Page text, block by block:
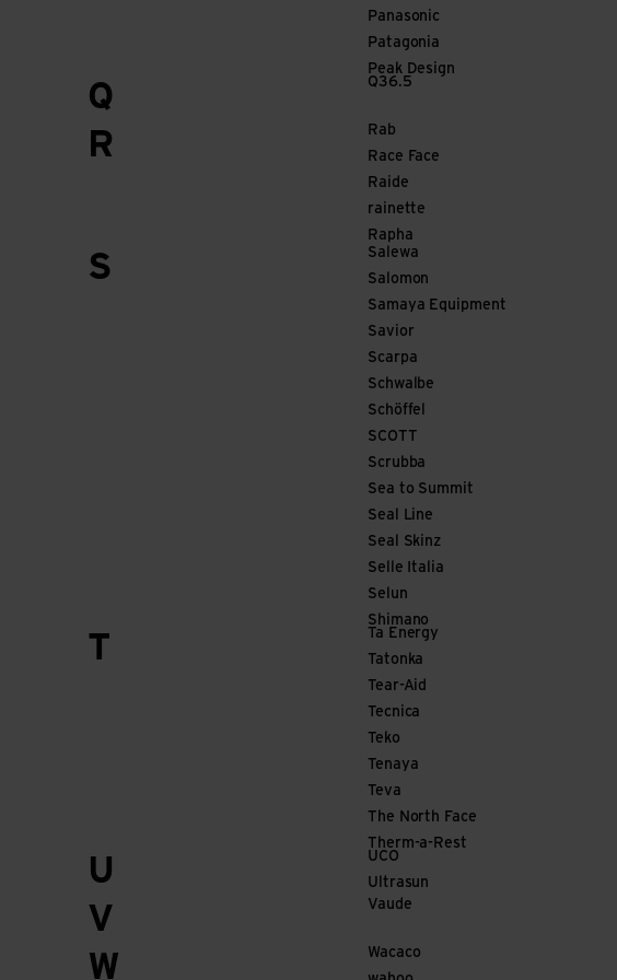
Panasonic
Patagonia
Peak Design
Q Q36.5
R
Rab
Race Face
Raide
rainette
Rapha
S
Salewa
Salomon
Samaya Equipment
Savior
Scarpa
Schwalbe
Schöffel
SCOTT
Scrubba
Sea to Summit
Seal Line
Seal Skinz
Selle Italia
Selun
Shimano
T
Ta Energy
Tatonka
Tear-Aid
Tecnica
Teko
Tenaya
Teva
The North Face
Therm-a-Rest
U
UCO
Ultrasun
V Vaude
W
Wacaco